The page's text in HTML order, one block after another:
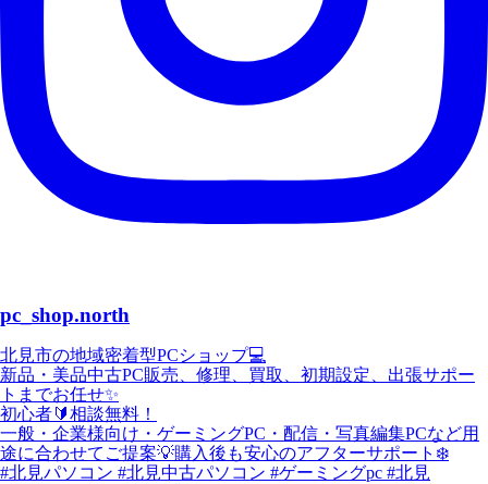
pc_shop.north
北見市の地域密着型PCショップ💻
新品・美品中古PC販売、修理、買取、初期設定、出張サポー
トまでお任せ✨
初心者🔰相談無料！
一般・企業様向け・ゲーミングPC・配信・写真編集PCなど用
途に合わせてご提案💡購入後も安心のアフターサポート❄️
#北見パソコン #北見中古パソコン #ゲーミングpc #北見